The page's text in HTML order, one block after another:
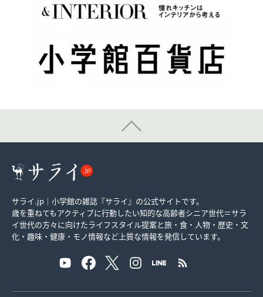
サライ.jp｜小学館の雑誌『サライ』の公式サイトです。
歳を重ねてもアクティブに行動したい知的な高齢者シニア世代＝サラ
イ世代の方々に向けたライフスタイル提案と旅・食・人物・歴史・文
化・趣味・健康・モノ情報など上質な情報を発信しています。